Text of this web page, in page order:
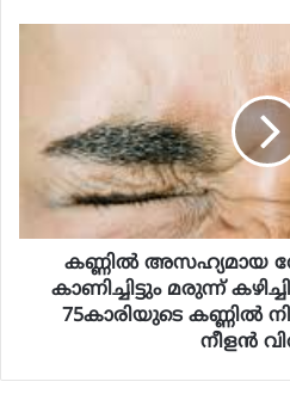
കണ്ണിൽ അസഹ്യമായ
കാണിച്ചിട്ടും മരുന്ന്
75കാരിയുടെ കണ്ണിൽ
നീളൻ